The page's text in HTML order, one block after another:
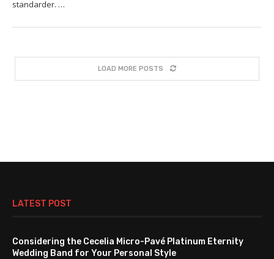
standarder. …
LOAD MORE POSTS
LATEST POST
Considering the Cecelia Micro-Pavé Platinum Eternity
Wedding Band for Your Personal Style